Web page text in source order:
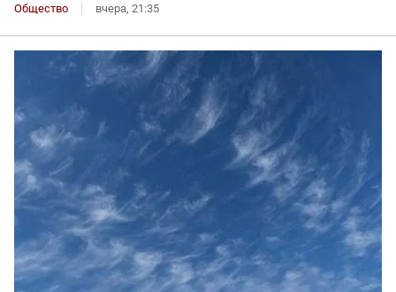
Общество вчера, 21:35